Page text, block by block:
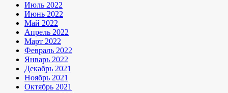
Июль 2022
Июнь 2022
Май 2022
Апрель 2022
Март 2022
Февраль 2022
Январь 2022
Декабрь 2021
Ноябрь 2021
Октябрь 2021